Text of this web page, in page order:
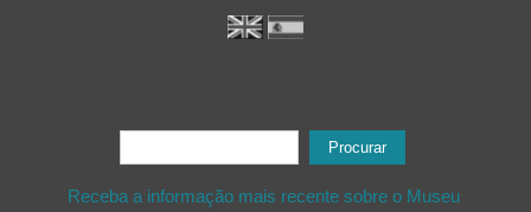
Formulário de procura
Receba a informação mais recente sobre o Museu